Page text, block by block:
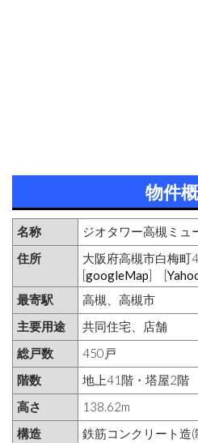
物件
名称
ジオタワー高槻ミュ
住所
大阪府高槻市白梅町
[googleMap] [
最寄駅
高槻、高槻市
主要用途
共同住宅、店舗
総戸数
450戸
階数
地上41階・塔屋2階
高さ
138.62m
構造
鉄筋コンクリート造